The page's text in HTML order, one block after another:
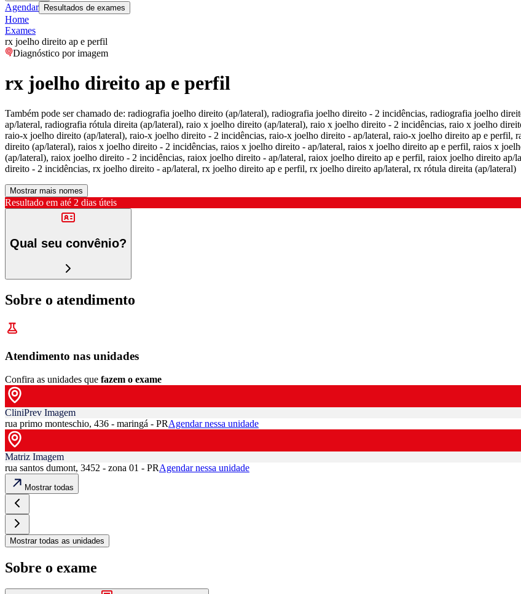
Agendar Resultados de exames
Home
Exames
rx joelho direito ap e perfil
Diagnóstico por imagem
rx joelho direito ap e perfil
Também pode ser chamado de: radiografia joelho direito (ap/lateral), radiografia joelho direito - 2 incidências, radiografia joelho
ap/lateral, radiografia rótula direita (ap/lateral), raio x joelho direito (ap/lateral), raio x joelho direito - 2 incidências, raio x joelho
raio-x joelho direito (ap/lateral), raio-x joelho direito - 2 incidências, raio-x joelho direito - ap/lateral, raio-x joelho direito ap e perfil,
direito (ap/lateral), raios x joelho direito - 2 incidências, raios x joelho direito - ap/lateral, raios x joelho direito ap e perfil, raios x
(ap/lateral), raiox joelho direito - 2 incidências, raiox joelho direito - ap/lateral, raiox joelho direito ap e perfil, raiox joelho direito
direito - 2 incidências, rx joelho direito - ap/lateral, rx joelho direito ap e perfil, rx joelho direito ap/lateral, rx rótula direita (ap/lateral)
Mostrar mais nomes
Resultado em até 2 dias úteis
Qual seu convênio?
Sobre o atendimento
Atendimento nas unidades
Confira as unidades que fazem o exame
CliniPrev Imagem
rua primo monteschio, 436 - maringá - PRAgendar nessa unidade
Matriz Imagem
rua santos dumont, 3452 - zona 01 - PRAgendar nessa unidade
Mostrar todas
Mostrar todas as unidades
Sobre o exame